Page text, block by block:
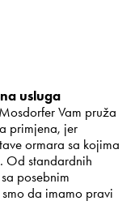
usluga
Vam pruža
primjena, jer
ormara sa kojima
Od standardnih
posebnim
da imamo pravi